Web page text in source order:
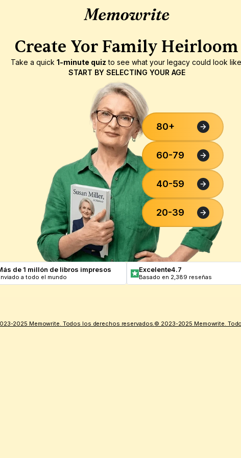
Create Yor Family Heirloom
Take a quick 1-minute quiz to see what your legacy could look
START BY SELECTING YOUR AGE
80+
60-79
40-59
20-39
de 1 millón de libros impresos
a todo el mundo
Excelente4.7
Basado en 2,389 reseñas
2025 Memowrite. Todos los derechos reservados.© 2023-2025 Memowrite.